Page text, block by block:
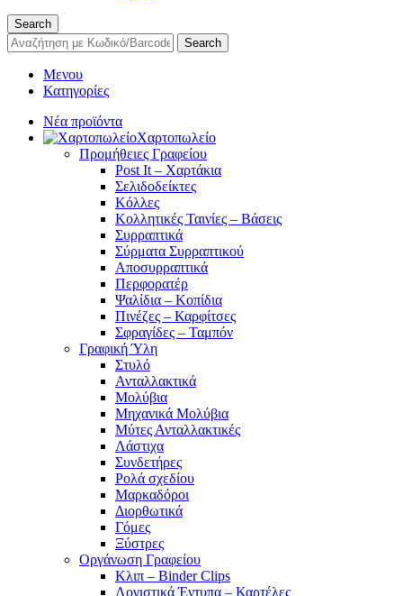
Search
Search
Μενου
Κατηγορίες
Νέα προϊόντα
Χαρτοπωλείο
Προμήθειες Γραφείου
Post It – Χαρτάκια
Σελιδοδείκτες
Κόλλες
Κολλητικές Ταινίες – Βάσεις
Συρραπτικά
Σύρματα Συρραπτικού
Αποσυρραπτικά
Περφορατέρ
Ψαλίδια – Κοπίδια
Πινέζες – Καρφίτσες
Σφραγίδες – Ταμπόν
Γραφική Ύλη
Στυλό
Ανταλλακτικά
Μολύβια
Μηχανικά Μολύβια
Μύτες Ανταλλακτικές
Λάστιχα
Συνδετήρες
Ρολά σχεδίου
Μαρκαδόροι
Διορθωτικά
Γόμες
Ξύστρες
Οργάνωση Γραφείου
Κλιπ – Binder Clips
Λογιστικά Έντυπα – Καρτέλες